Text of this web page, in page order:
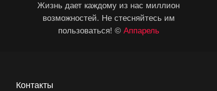
Жизнь дает каждому из нас миллион
возможностей. Не стесняйтесь им
пользоваться! © Аппарель
Контакты